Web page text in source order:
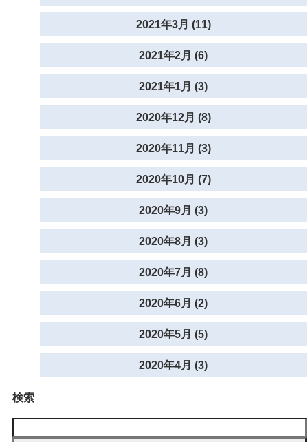
2021年3月 (11)
2021年2月 (6)
2021年1月 (3)
2020年12月 (8)
2020年11月 (3)
2020年10月 (7)
2020年9月 (3)
2020年8月 (3)
2020年7月 (8)
2020年6月 (2)
2020年5月 (5)
2020年4月 (3)
検索